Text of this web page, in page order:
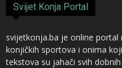
Svijet Konja Portal
svijetkonja.ba je online
konjičkih sportova i onima
tekstova su jahači svih